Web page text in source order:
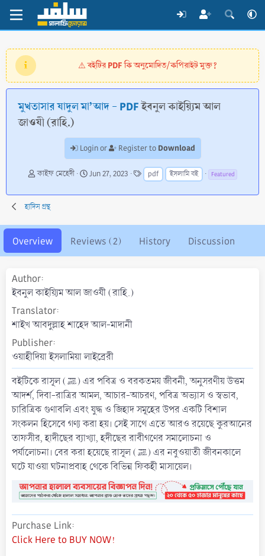
⚠️বইটির PDF কি অনুমোদিত/কপিরাইট মুক্ত?
মুখতাসার যাদুল মা’আদ - PDFইবনুল কাইয়্যিম আল
জাওযী (রাহি.)
Login or Register to Download
A
t
h
r
কাইফ মেহেদী
C
e
i
o
e
Jun 27, 2023
T
a
g
pdf ইসলামি বই Featured
হাদিস গ্রন্থ
Overview Reviews (2) History Discussion
Author
ইবনুল কাইয়্যিম আল জাওযী (রাহি.)
Translator
শাইখ আবদুল্লাহ শাহেদ আল-মাদানী
Publisher
ওয়াহীদিয়া ইসলামিয়া লাইব্রেরী
বইটিকে রাসূল (ﷺ) এর পবিত্র ও বরকতময় জীবনী, অনুসরণীয় উত্তম
আদর্শ, দিবা-রাত্রির আমল, আচার-আচরণ, পবিত্র অভ্যাস ও স্বভাব,
চারিত্রিক গুণাবলি এবং যুদ্ধ ও জিহাদ সমূহের উপর একটি বিশাল
সংকলন হিসেবে গণ্য করা হয়। সেই সাথে এতে আরও রয়েছে কুরআনের
তাফসীর, হাদীছের ব্যাখ্যা, হদীছের রাবীগণের সমালোচনা ও
পর্যালোচনা। বের করা হয়েছে রাসূল (ﷺ) এর নবুওয়াতী জীবনকালে
ঘটে যাওয়া ঘটনাপ্রবাহ থেকে বিভিন্ন ফিকহী মাসায়েল।
Purchase Link
Click Here to BUY NOW!